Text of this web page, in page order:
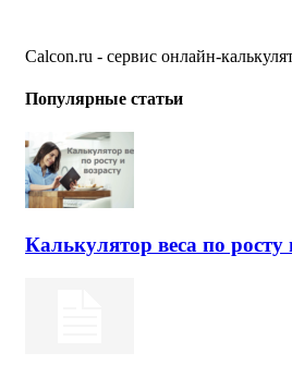
Calcon.ru - сервис онлайн-
Популярные статьи
Калькулятор веса по росту